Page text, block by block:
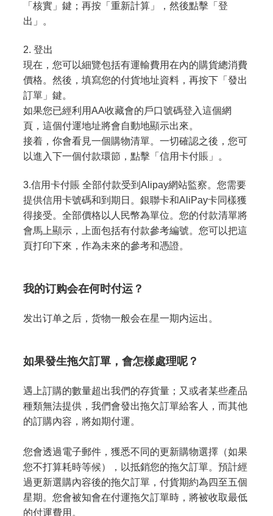
「核實」鍵；再按「重新計算」，然後點擊「登
出」。
2. 登出
現在，您可以細覽包括有運輸費用在內的購貨總消費
價格。然後，填寫您的付貨地址資料，再按下「發出
訂單」鍵。
如果您已經利用AA收藏會的戶口號碼登入這個網
頁，這個付運地址將會自動地顯示出來。
接着，你會看見一個購物清單。一切確認之後，您可
以進入下一個付款環節，點擊「信用卡付賬」。
3.信用卡付賬 全部付款受到Alipay網站監察。您需要
提供信用卡號碼和到期日。銀聯卡和AliPay卡同樣獲
得接受。全部價格以人民幣為單位。您的付款清單將
會馬上顯示，上面包括有付款參考編號。您可以把這
頁打印下來，作為未來的參考和憑證。
我的订购会在何时付运？
发出订单之后，货物一般会在星一期内运出。
如果發生拖欠訂單，會怎樣處理呢？
遇上訂購的數量超出我們的存貨量；又或者某些產品
種類無法提供，我們會發出拖欠訂單給客人，而其他
的訂購內容，將如期付運。
您會透過電子郵件，獲悉不同的更新購物選擇（如果
您不打算耗時等候），以抵銷您的拖欠訂單。預計經
過更新選購內容後的拖欠訂單，付貨期約為四至五個
星期。您會被知會在付運拖欠訂單時，將被收取最低
的付運費用。